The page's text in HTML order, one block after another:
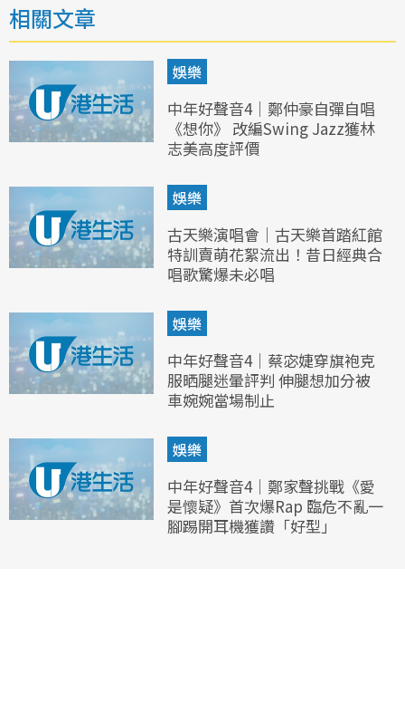
相關文章
娛樂
中年好聲音4｜鄭仲豪自彈自唱
《想你》 改編Swing Jazz獲林
志美高度評價
娛樂
古天樂演唱會｜古天樂首踏紅館
特訓賣萌花絮流出！昔日經典合
唱歌驚爆未必唱
娛樂
中年好聲音4｜蔡宓婕穿旗袍克
服晒腿迷暈評判 伸腿想加分被
車婉婉當場制止
娛樂
中年好聲音4｜鄭家聲挑戰《愛
是懷疑》首次爆Rap 臨危不亂一
腳踢開耳機獲讚「好型」